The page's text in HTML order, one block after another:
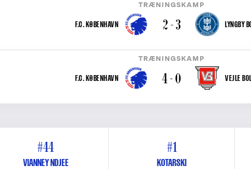
TRÆNINGSKAMP
F.C. KØBENHAVN 2 - 3 LYNGBY
TRÆNINGSKAMP
F.C. KØBENHAVN 4 - 0 VEJLE
#44
VIANNEY NDJEE
#1
KOTARSKI